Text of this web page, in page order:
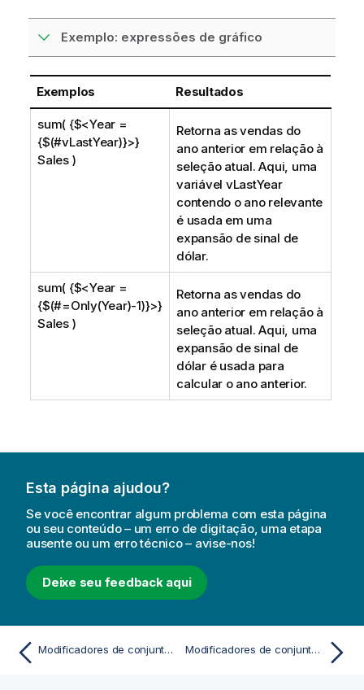
Exemplo: expressões de gráfico
Exemplos Resultados
sum( {$<Year =
{$(#vLastYear)}>}
Sales )
Retorna as vendas do
ano anterior em relação à
seleção atual. Aqui, uma
variável vLastYear
contendo o ano relevante
é usada em uma
expansão de sinal de
dólar.
sum( {$<Year =
{$(#=Only(Year)-1)}>}
Sales )
Retorna as vendas do
ano anterior em relação à
seleção atual. Aqui, uma
expansão de sinal de
dólar é usada para
calcular o ano anterior.
Esta página ajudou?
Se você encontrar algum problema com esta página
ou seu conteúdo – um erro de digitação, uma etapa
ausente ou um erro técnico – avise-nos!
Deixe seu feedback aqui
Modificadores de conjunto com pesquisas Modificadores de conjunto com operadores de conjunto